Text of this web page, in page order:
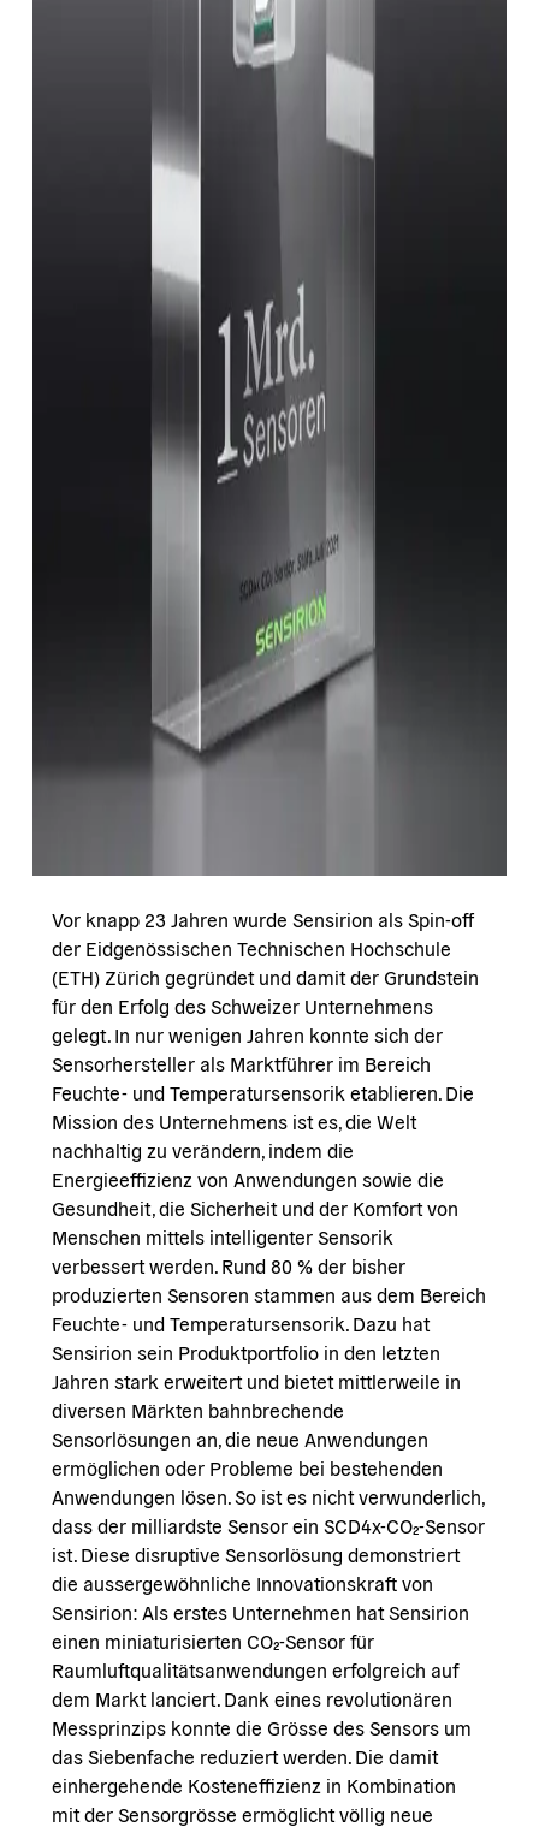
Vor knapp 23 Jahren wurde Sensirion als Spin-off
der Eidgenössischen Technischen Hochschule
(ETH) Zürich gegründet und damit der Grundstein
für den Erfolg des Schweizer Unternehmens
gelegt. In nur wenigen Jahren konnte sich der
Sensorhersteller als Marktführer im Bereich
Feuchte- und Temperatursensorik etablieren. Die
Mission des Unternehmens ist es, die Welt
nachhaltig zu verändern, indem die
Energieeffizienz von Anwendungen sowie die
Gesundheit, die Sicherheit und der Komfort von
Menschen mittels intelligenter Sensorik
verbessert werden. Rund 80 % der bisher
produzierten Sensoren stammen aus dem Bereich
Feuchte- und Temperatursensorik. Dazu hat
Sensirion sein Produktportfolio in den letzten
Jahren stark erweitert und bietet mittlerweile in
diversen Märkten bahnbrechende
Sensorlösungen an, die neue Anwendungen
ermöglichen oder Probleme bei bestehenden
Anwendungen lösen. So ist es nicht verwunderlich,
dass der milliardste Sensor ein SCD4x-CO₂-Sensor
ist. Diese disruptive Sensorlösung demonstriert
die aussergewöhnliche Innovationskraft von
Sensirion: Als erstes Unternehmen hat Sensirion
einen miniaturisierten CO₂-Sensor für
Raumluftqualitätsanwendungen erfolgreich auf
dem Markt lanciert. Dank eines revolutionären
Messprinzips konnte die Grösse des Sensors um
das Siebenfache reduziert werden. Die damit
einhergehende Kosteneffizienz in Kombination
mit der Sensorgrösse ermöglicht völlig neue